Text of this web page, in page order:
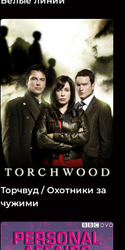
Торчвуд / Охотники за
чужими